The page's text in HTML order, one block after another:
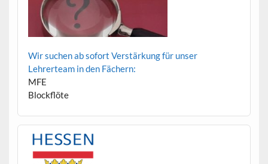
Wir suchen ab sofort Verstärkung für unser
Lehrerteam in den Fächern:
MFE
Blockflöte